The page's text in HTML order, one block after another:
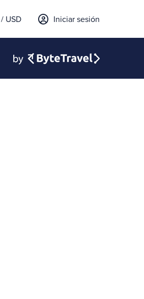
Iniciar sesión
/ USD